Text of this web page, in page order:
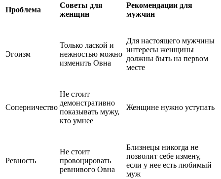
Проблема
Советы для
женщин
Рекомендации для
мужчин
Эгоизм
Только лаской и
нежностью можно
изменить Овна
Для настоящего мужчины
интересы женщины
должны быть на первом
месте
Соперничество
Не стоит
демонстративно
показывать мужу,
кто умнее
Женщине нужно уступать
Ревность
Не стоит
провоцировать
ревнивого Овна
Близнецы никогда не
позволит себе измену,
если у нее есть любимый
муж